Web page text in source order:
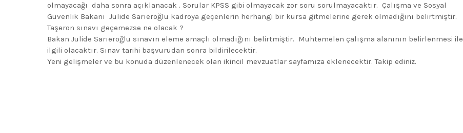
olmayacağı daha sonra açıklanacak . Sorular KPSS gibi olmayacak zor soru sorulmayacaktır. Çalışma ve Sosyal
Güvenlik Bakanı Julide Sarıeroğlu kadroya geçenlerin herhangi bir kursa gitmelerine gerek olmadığını belirtmiştir.
Taşeron sınavı geçemezse ne olacak ?
Bakan Julide Sarıeroğlu sınavın eleme amaçlı olmadığını belirtmiştir. Muhtemelen çalışma alanının belirlenmesi ile
ilgili olacaktır. Sınav tarihi başvurudan sonra bildirilecektir.
Yeni gelişmeler ve bu konuda düzenlenecek olan ikincil mevzuatlar sayfamıza eklenecektir. Takip ediniz.